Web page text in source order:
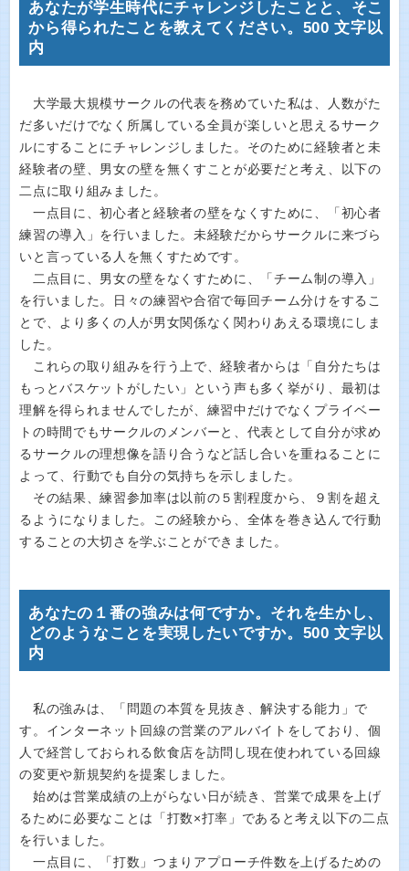
あなたが学生時代にチャレンジしたことと、そこ
から得られたことを教えてください。500 文字以
内
大学最大規模サークルの代表を務めていた私は、人数がた
だ多いだけでなく所属している全員が楽しいと思えるサーク
ルにすることにチャレンジしました。そのために経験者と未
経験者の壁、男女の壁を無くすことが必要だと考え、以下の
二点に取り組みました。
一点目に、初心者と経験者の壁をなくすために、「初心者
練習の導入」を行いました。未経験だからサークルに来づら
いと言っている人を無くすためです。
二点目に、男女の壁をなくすために、「チーム制の導入」
を行いました。日々の練習や合宿で毎回チーム分けをするこ
とで、より多くの人が男女関係なく関わりあえる環境にしま
した。
これらの取り組みを行う上で、経験者からは「自分たちは
もっとバスケットがしたい」という声も多く挙がり、最初は
理解を得られませんでしたが、練習中だけでなくプライベー
トの時間でもサークルのメンバーと、代表として自分が求め
るサークルの理想像を語り合うなど話し合いを重ねることに
よって、行動でも自分の気持ちを示しました。
その結果、練習参加率は以前の５割程度から、９割を超え
るようになりました。この経験から、全体を巻き込んで行動
することの大切さを学ぶことができました。
あなたの１番の強みは何ですか。それを生かし、
どのようなことを実現したいですか。500 文字以
内
私の強みは、「問題の本質を見抜き、解決する能力」で
す。インターネット回線の営業のアルバイトをしており、個
人で経営しておられる飲食店を訪問し現在使われている回線
の変更や新規契約を提案しました。
始めは営業成績の上がらない日が続き、営業で成果を上げ
るために必要なことは「打数×打率」であると考え以下の二点
を行いました。
一点目に、「打数」つまりアプローチ件数を上げるための